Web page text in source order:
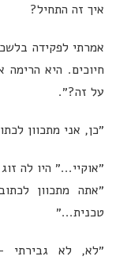
איך זה התחיל?
אמרתי לפקידה
חיוכים. היא
על זה?״.
״כן, אני מתכוון
״אוקיי...״ היו לה
״אתה מתכוון
טכנית...״
״לא, לא גבירתי